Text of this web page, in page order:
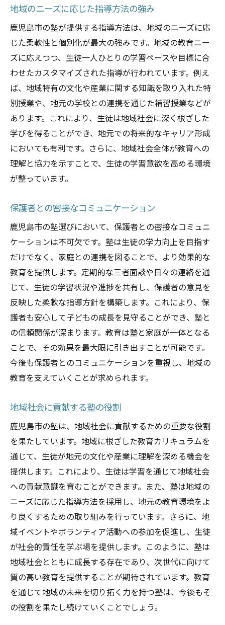
地域のニーズに応じた指導方法の強み
鹿児島市の塾が提供する指導方法は、地域のニーズに応
じた柔軟性と個別化が最大の強みです。地域の教育ニー
ズに応えつつ、生徒一人ひとりの学習ペースや目標に合
わせたカスタマイズされた指導が行われています。例え
ば、地域特有の文化や産業に関する知識を取り入れた特
別授業や、地元の学校との連携を通じた補習授業などが
あります。これにより、生徒は地域社会に深く根ざした
学びを得ることができ、地元での将来的なキャリア形成
においても有利です。さらに、地域社会全体が教育への
理解と協力を示すことで、生徒の学習意欲を高める環境
が整っています。
保護者との密接なコミュニケーション
鹿児島市の塾選びにおいて、保護者との密接なコミュニ
ケーションは不可欠です。塾は生徒の学力向上を目指す
だけでなく、家庭との連携を図ることで、より効果的な
教育を提供します。定期的な三者面談や日々の連絡を通
じて、生徒の学習状況や進捗を共有し、保護者の意見を
反映した柔軟な指導方針を構築します。これにより、保
護者も安心して子どもの成長を見守ることができ、塾と
の信頼関係が深まります。教育は塾と家庭が一体となる
ことで、その効果を最大限に引き出すことが可能です。
今後も保護者とのコミュニケーションを重視し、地域の
教育を支えていくことが求められます。
地域社会に貢献する塾の役割
鹿児島市の塾は、地域社会に貢献するための重要な役割
を果たしています。地域に根ざした教育カリキュラムを
通じて、生徒が地元の文化や産業に理解を深める機会を
提供します。これにより、生徒は学習を通じて地域社会
への貢献意識を育むことができます。また、塾は地域の
ニーズに応じた指導方法を採用し、地元の教育環境をよ
り良くするための取り組みを行っています。さらに、地
域イベントやボランティア活動への参加を促進し、生徒
が社会的責任を学ぶ場を提供します。このように、塾は
地域社会とともに成長する存在であり、次世代に向けて
質の高い教育を提供することが期待されています。教育
を通じて地域の未来を切り拓く力を持つ塾は、今後もそ
の役割を果たし続けていくことでしょう。